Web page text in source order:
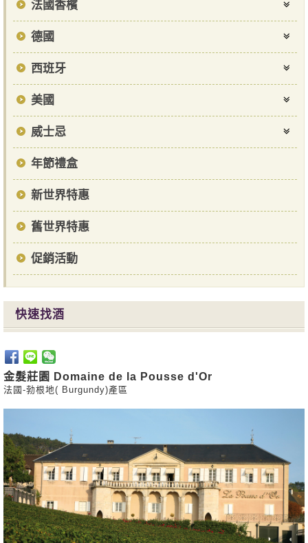
法國香檳
德國
西班牙
美國
威士忌
年節禮盒
新世界特惠
舊世界特惠
促銷活動
快速找酒
金髮莊園 Domaine de la Pousse d'Or
法國-勃根地( Burgundy)產區